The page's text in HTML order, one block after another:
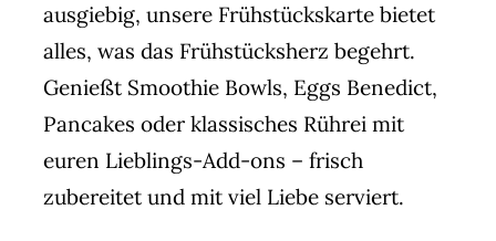
ausgiebig, unsere Frühstückskarte bietet
alles, was das Frühstücksherz begehrt.
Genießt Smoothie Bowls, Eggs Benedict,
Pancakes oder klassisches Rührei mit
euren Lieblings-Add-ons – frisch
zubereitet und mit viel Liebe serviert.